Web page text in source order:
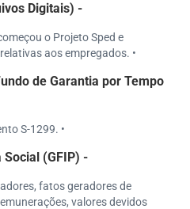
Digitais) -
o Projeto Sped e
relativas aos empregados. •
de Garantia por Tempo
S-1299. •
(GFIP) -
fatos geradores de
valores devidos